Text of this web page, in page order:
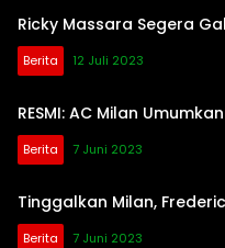
Ricky Massara Segera
Berita 12 Juli 2023
RESMI: AC Milan
Berita 7 Juni 2023
Tinggalkan Milan,
Berita 7 Juni 2023